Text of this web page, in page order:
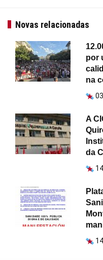
Novas relacionadas
por
na
A
da